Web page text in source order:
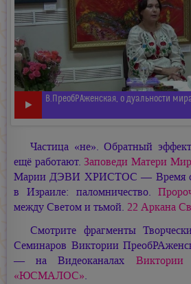
В.ПреобРАженская, о дуальности
Частица «не». Обратный
ещё работают.Заповеди Матери
Марии ДЭВИ ХРИСТОС — Время
в Израиле: паломничество.
между Светом и тьмой. 22 Аркана
Смотрите фрагменты
Семинаров Виктории
— на Видеоканалах Виктории
«ЮСМАЛОС».